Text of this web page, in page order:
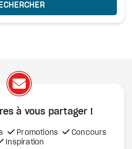
à vous partager !
Promotions
Concours
Inspiration